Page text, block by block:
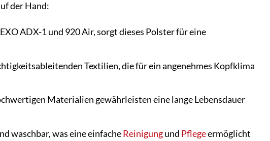
der Hand:
ADX-1 und 920 Air, sorgt dieses Polster für eine
Textilien, die für ein angenehmes Kopfklima
Materialien gewährleisten eine lange Lebensdauer
waschbar, was eine einfacheReinigungund Pflegeermöglicht